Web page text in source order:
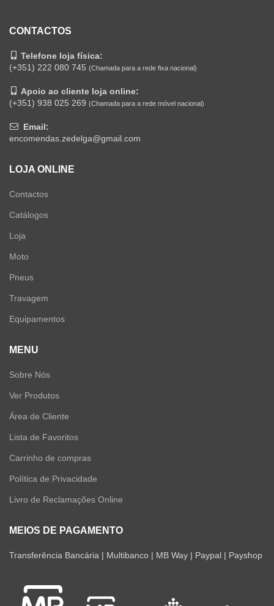
CONTACTOS
Telefone loja física:
(+351) 222 080 745 (Chamada para a rede fixa nacional)
Apoio ao cliente loja online:
(+351) 938 025 269 (Chamada para a rede móvel nacional)
Email:
encomendas.zedelga@gmail.com
LOJA ONLINE
Contactos
Catálogos
Loja
Moto
Pneus
Travagem
Equipamentos
MENU
Sobre Nós
Ver Produtos
Área de Cliente
Lista de Favoritos
Carrinho de compras
Política de Privacidade
Livro de Reclamações Online
MEIOS DE PAGAMENTO
Transferência Bancária | Multibanco | MB Way | Paypal | Payshop